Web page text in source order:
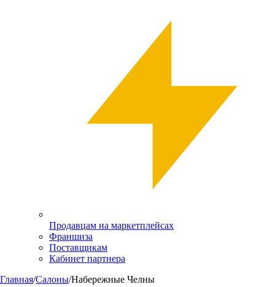
Продавцам на маркетплейсах
Франшиза
Поставщикам
Кабинет партнера
Главная/Салоны/Набережные Челны